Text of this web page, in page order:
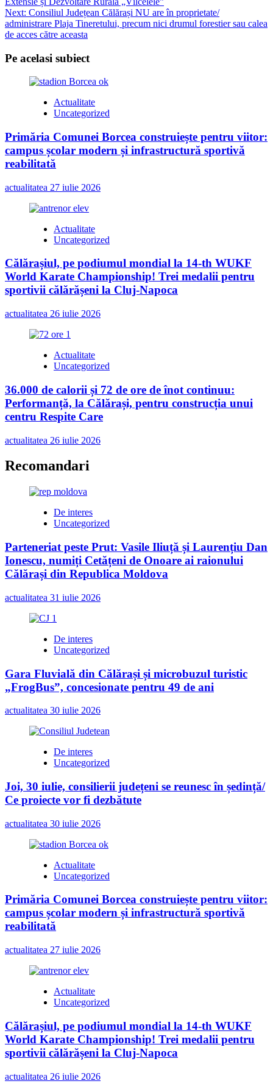
Next: Consiliul Județean Călărași NU are în proprietate/
administrare Plaja Tineretului, precum nici drumul forestier sau calea
de acces către aceasta
Pe acelasi subiect
Actualitate
Uncategorized
Primăria Comunei Borcea construiește pentru viitor:
campus școlar modern și infrastructură sportivă
reabilitată
actualitatea 27 iulie 2026
Actualitate
Uncategorized
Călărașiul, pe podiumul mondial la 14-th WUKF
World Karate Championship! Trei medalii pentru
sportivii călărășeni la Cluj-Napoca
actualitatea 26 iulie 2026
Actualitate
Uncategorized
36.000 de calorii și 72 de ore de înot continuu:
Performanță, la Călărași, pentru construcția unui
centru Respite Care
actualitatea 26 iulie 2026
Recomandari
De interes
Uncategorized
Parteneriat peste Prut: Vasile Iliuță și Laurențiu Dan
Ionescu, numiți Cetățeni de Onoare ai raionului
Călărași din Republica Moldova
actualitatea 31 iulie 2026
De interes
Uncategorized
Gara Fluvială din Călărași și microbuzul turistic
„FrogBus”, concesionate pentru 49 de ani
actualitatea 30 iulie 2026
De interes
Uncategorized
Joi, 30 iulie, consilierii județeni se reunesc în ședință/
Ce proiecte vor fi dezbătute
actualitatea 30 iulie 2026
Actualitate
Uncategorized
Primăria Comunei Borcea construiește pentru viitor:
campus școlar modern și infrastructură sportivă
reabilitată
actualitatea 27 iulie 2026
Actualitate
Uncategorized
Călărașiul, pe podiumul mondial la 14-th WUKF
World Karate Championship! Trei medalii pentru
sportivii călărășeni la Cluj-Napoca
actualitatea 26 iulie 2026